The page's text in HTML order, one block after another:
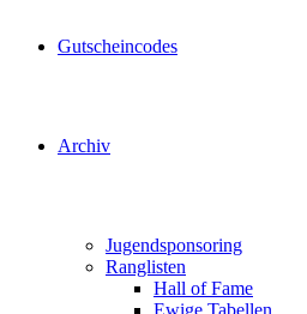
Gutscheincodes
Archiv
Jugendsponsoring
Ranglisten
Hall of Fame
Ewige Tabellen